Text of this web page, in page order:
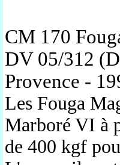
CM 170
DV 05/312
Provence -
Les Fouga
Marboré VI à
de 400 kgf